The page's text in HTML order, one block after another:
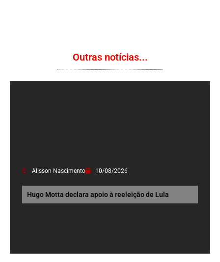
Outras notícias...
Alisson Nascimento 10/08/2026
Hugo Motta declara apoio à reeleição de Lula